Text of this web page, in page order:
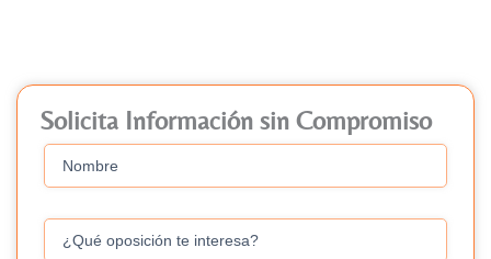
Solicita Información sin Compromiso